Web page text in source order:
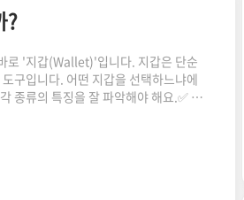
?
로 '지갑(Wallet)'입니다. 지갑은 단순
구입니다. 어떤 지갑을 선택하느냐에
종류의 특징을 잘 파악해야 해요.✅ 암
지만 해킹 위험이 있음콜드 월렛
설치만으로 간편 사용 (ex. Trust